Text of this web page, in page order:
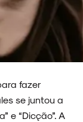
fazer
se juntou a
e “Dicção”. A